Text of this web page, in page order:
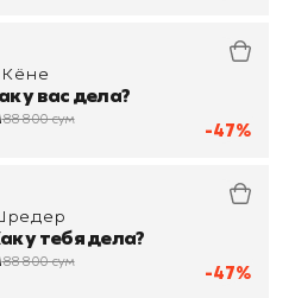
-47%
у вас дела?
88 800 сум
-47%
у тебя дела?
88 800 сум